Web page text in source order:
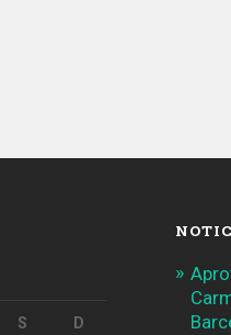
S D